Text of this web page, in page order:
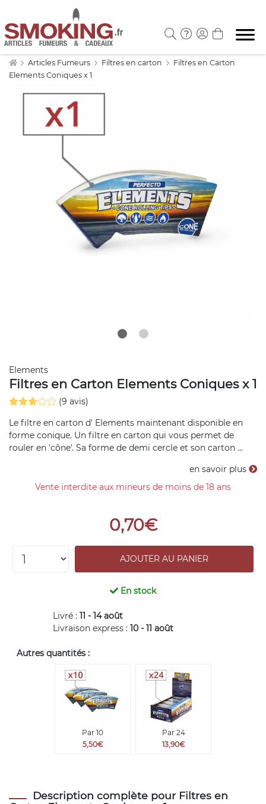
Articles Fumeurs Filtres en carton
Filtres en Carton
Elements Coniques x 1
Elements
Filtres en Carton Elements Coniques x 1
(9 avis)
Le filtre en carton d' Elements maintenant disponible en
forme conique. Un filtre en carton qui vous permet de
rouler en 'cône'. Sa forme de demi cercle et son carton ...
en savoir plus
Vente interdite aux mineurs de moins de 18 ans
0,70€
En stock
Livré : 11 - 14 août
Livraison express : 10 - 11 août
Autres quantités :
Par 10
5,50€
Par 24
13,90€
Description complète pour Filtres en